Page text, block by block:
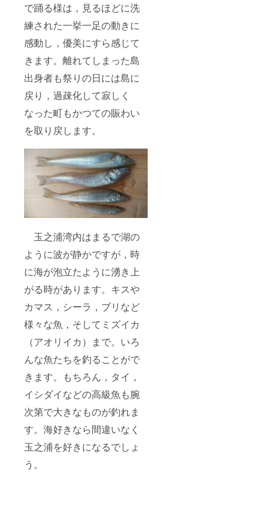
で踊る様は，見るほどに洗
練された一挙一足の動きに
感動し，優美にすら感じて
きます。離れてしまった島
出身者も祭りの日には島に
戻り，過疎化して寂しく
なった町もかつての賑わい
を取り戻します。
玉之浦湾内はまるで湖の
ように波が静かですが，時
に海が泡立たように湧き上
がる時があります。キスや
カマス，シーラ，ブリなど
様々な魚，そしてミズイカ
（アオリイカ）まで。いろ
んな魚たちを釣ることがで
きます。もちろん，タイ，
イシダイなどの高級魚も腕
次第で大きなものが釣れま
す。海好きなら間違いなく
玉之浦を好きになるでしょ
う。